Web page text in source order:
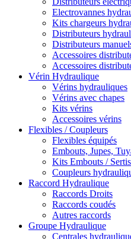
Electrovannes
Kits chargeurs
Distributeurs
Distributeurs
Accessoires
Accessoires
Vérin Hydraulique
Vérins hydrauliques
Vérins avec chapes
Kits vérins
Accessoires vérins
Flexibles / Coupleurs
Flexibles équipés
Embouts, Jupes,
Kits Embouts /
Coupleurs
Raccord Hydraulique
Raccords Droits
Raccords coudés
Autres raccords
Groupe Hydraulique
Centrales